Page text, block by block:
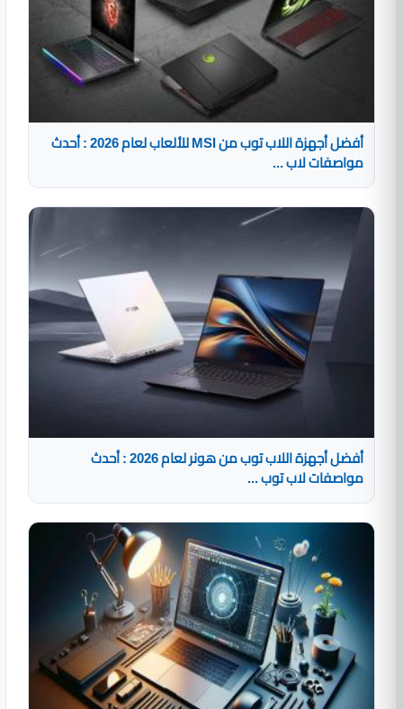
أفضل أجهزة اللاب توب من MSI للألعاب لعام 2026 : أحدث
مواصفات لاب ...
أفضل أجهزة اللاب توب من هونر لعام 2026 : أحدث
مواصفات لاب توب ...